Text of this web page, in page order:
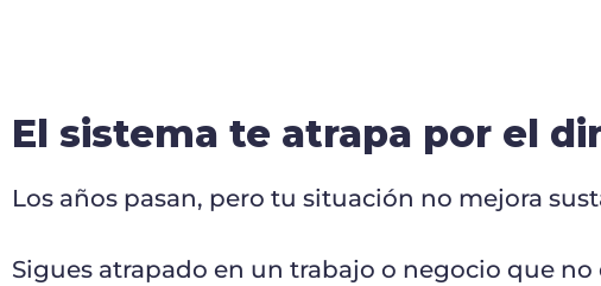
El sistema te atrapa por el
Los años pasan, pero tu situación no mejora
Sigues atrapado en un trabajo o negocio que